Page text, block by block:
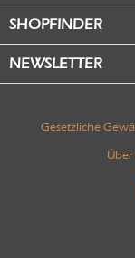
SHOPFINDER
NEWSLETTER
Gesetzliche